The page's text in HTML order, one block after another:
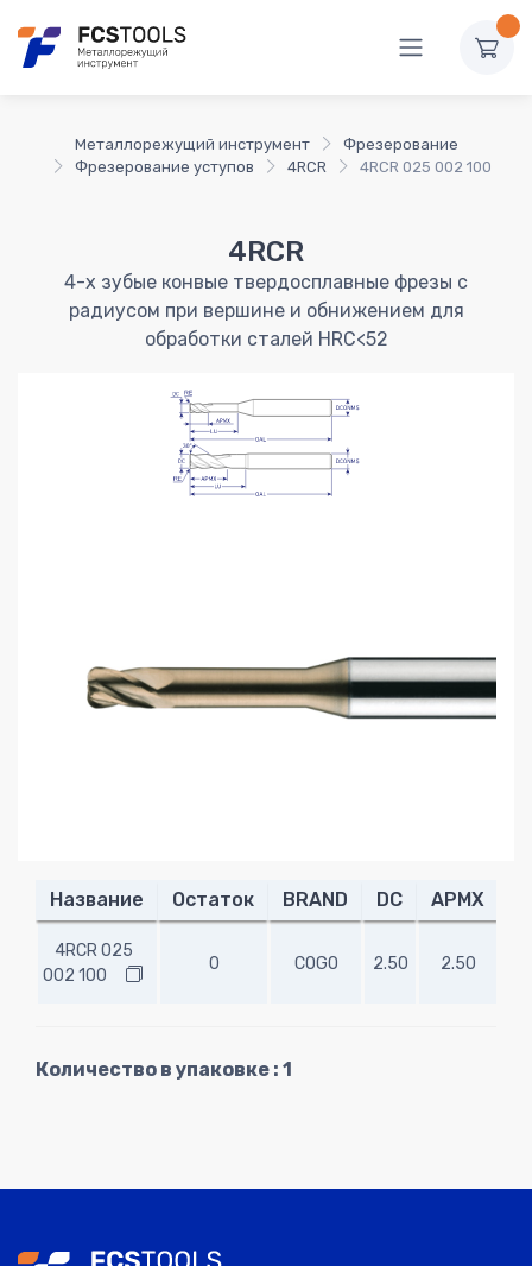
Металлорежущий инструмент
Фрезерование
Фрезерование уступов
4RCR 4RCR 025 002 100
4RCR
4-х зубые конвые твердосплавные фрезы с
радиусом при вершине и обнижением для
обработки сталей HRC<52
Название Остаток BRAND DC APMX
4RCR 025
002 100
0 COGO 2.50 2.50
Количество в упаковке : 1